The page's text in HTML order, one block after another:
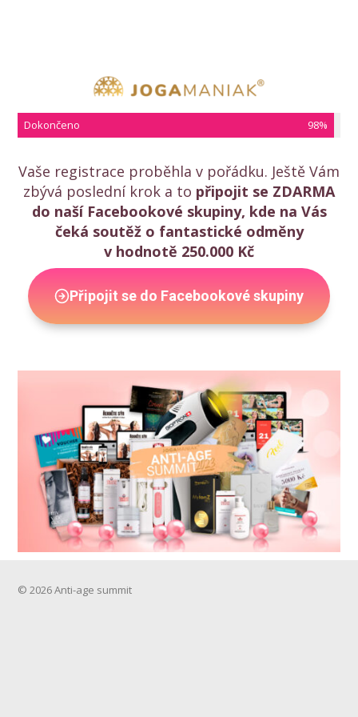
Dokončeno 98%
Vaše registrace proběhla v pořádku. Ještě Vám
zbývá poslední krok a to připojit se ZDARMA
do naší Facebookové skupiny, kde na Vás
čeká soutěž o fantastické odměny
v hodnotě 250.000 Kč
Připojit se do Facebookové skupiny
© 2026 Anti-age summit